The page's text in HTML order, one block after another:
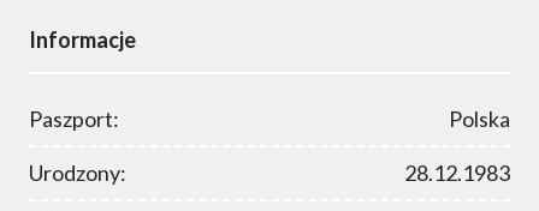
Informacje
Paszport: Polska
Urodzony: 28.12.1983